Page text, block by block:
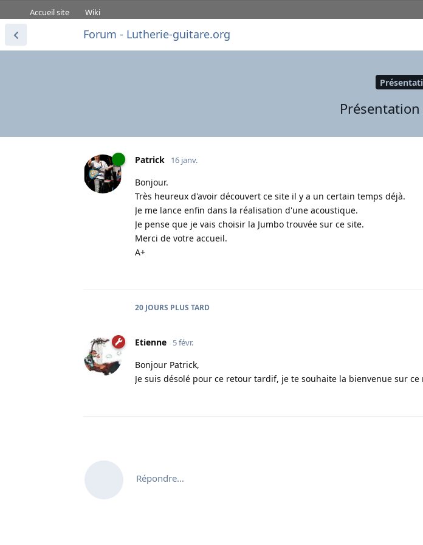
Accueil site Wiki
Forum - Lutherie-guitare.org
Patrick 16 janv.
Bonjour.
Très heureux d'avoir découvert ce site il y a un certain temps déjà.
Je me lance enfin dans la réalisation d'une acoustique.
Je pense que je vais choisir la Jumbo trouvée sur ce site.
Merci de votre accueil.
A+
20 JOURS PLUS TARD
Etienne 5 févr.
Bonjour Patrick,
Je suis désolé pour ce retour tardif, je te souhaite la bienvenue sur ce
Répondre…